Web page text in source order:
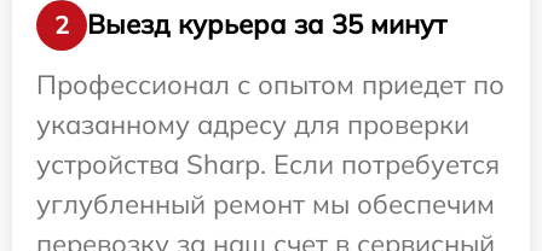
2
Выезд курьера за 35 минут
Профессионал с опытом приедет по
указанному адресу для проверки
устройства Sharp. Если потребуется
углубленный ремонт мы обеспечим
перевозку за наш счет в сервисный